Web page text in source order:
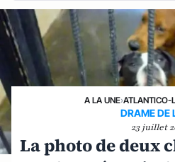
A LA UNE›ATLANTICO-
DRAME DE
23 juillet
La photo de deux